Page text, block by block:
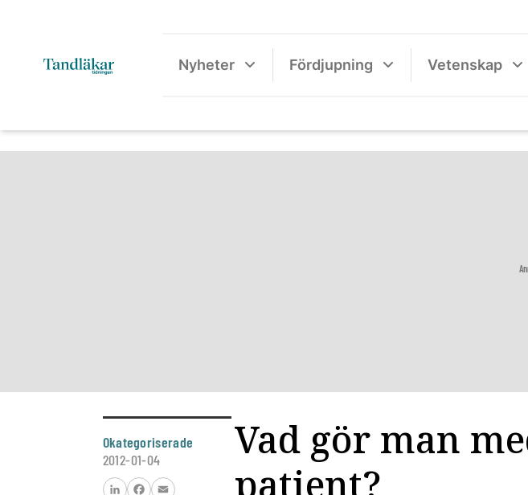
Nyheter Fördjupning Vetenskap
Okategoriserade
2012-01-04
Vad gör man
patient?